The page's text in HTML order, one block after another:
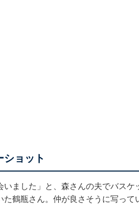
ショット
ました」と、森さんの夫でバスケ
鶴瓶さん。仲が良さそうに写って